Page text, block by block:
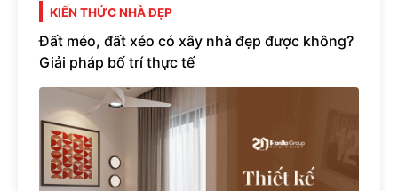
KIẾN THỨC NHÀ ĐẸP
Đất méo, đất xéo có xây nhà đẹp được không?
Giải pháp bố trí thực tế